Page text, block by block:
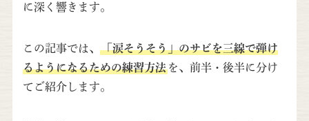
に深く響きます。
この記事では、
「涙そうそう」のサビを三線で弾け
るようになるための練習方法を、前半・後半に分け
てご紹介します。